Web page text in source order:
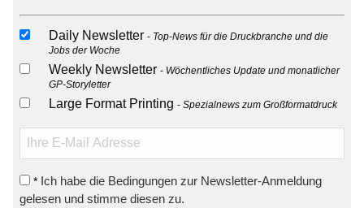
Daily Newsletter
Top-News für die Druckbranche und die
Jobs der Woche
Weekly Newsletter
Wöchentliches Update und monatlicher
GP-Storyletter
Large Format Printing Spezialnews zum Großformatdruck
* Ich habe die Bedingungen zur Newsletter-Anmeldung
gelesen und stimme diesen zu.